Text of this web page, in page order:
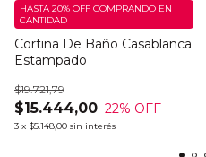
Cortina De Baño Casablanca
Estampado
$15.444,00
$19.721,79
22% OFF
3 x $5.148,00 sin interés
HASTA 20% OFF COMPRANDO EN
CANTIDAD